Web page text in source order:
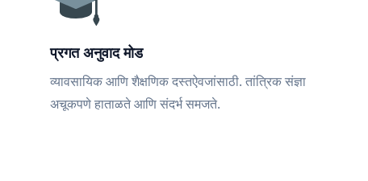
प्रगत अनुवाद मोड
व्यावसायिक आणि शैक्षणिक दस्तऐवजांसाठी. तांत्रिक संज्ञा
अचूकपणे हाताळते आणि संदर्भ समजते.